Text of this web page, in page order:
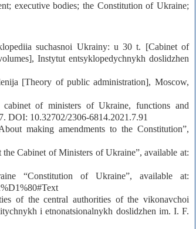
executive bodies; the Constitution of Ukraine;
suchasnoi Ukrainy: u 30 t. [Cabinet of
Instytut entsyklopedychnykh doslidzhen
[Theory of public administration], Moscow,
of ministers of Ukraine, functions and
DOI: 10.32702/2306-6814.2021.7.91
making amendments to the Constitution”,
Cabinet of Ministers of Ukraine”, available at:
“Constitution of Ukraine”, available at:
of the central authorities of the vikonavchoi
i etnonatsionalnykh doslidzhen im. I. F.